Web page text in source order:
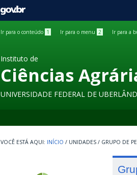
GOVBR
Ir para o conteúdo 1 Ir para o menu 2 Ir para a
Instituto de
Ciências
UNIVERSIDADE FEDERAL DE
INÍCIO / UNIDADES / GRUPO DE